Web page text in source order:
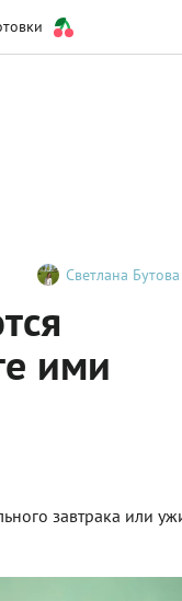
Светлана Бутова
ими
завтрака или